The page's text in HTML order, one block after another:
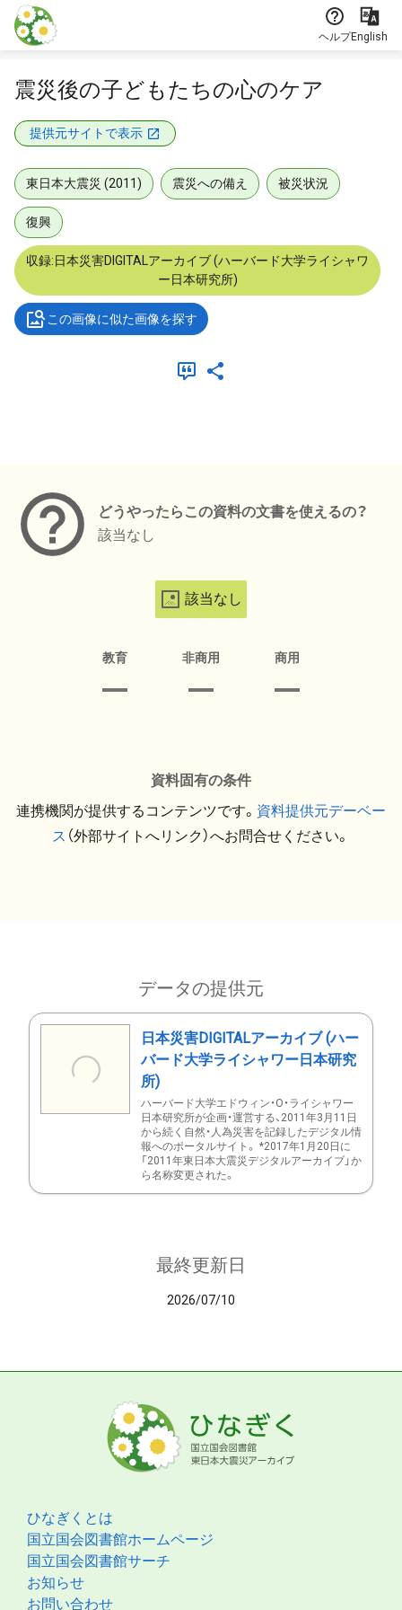
本文に飛ぶ
ヘルプEnglish
震災後の子どもたちの心のケア
提供元サイトで表示
東日本大震災 (2011) 震災への備え 被災状況
復興
収録:日本災害DIGITALアーカイブ (ハーバード大学ライシャワ
ー日本研究所)
この画像に似た画像を探す
どうやったらこの資料の文書を使えるの？
該当なし
該当なし
教育 非商用 商用
資料固有の条件
連携機関が提供するコンテンツです。 資料提供元デーベー
ス （外部サイトへリンク）へお問合せください。
データの提供元
日本災害DIGITALアーカイブ (ハー
バード大学ライシャワー日本研究
所)
ハーバード大学エドウィン・O・ライシャワー
日本研究所が企画・運営する、2011年3月11日
から続く自然・人為災害を記録したデジタル情
報へのポータルサイト。 *2017年1月20日に
「2011年東日本大震災デジタルアーカイブ」か
ら名称変更された。
最終更新日
2026/07/10
ひなぎくとは
国立国会図書館ホームページ
国立国会図書館サーチ
お知らせ
お問い合わせ